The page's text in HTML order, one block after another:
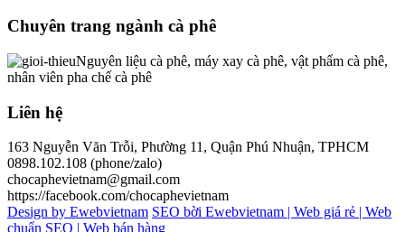
Chuyên trang ngành cà phê
Nguyên liệu cà phê, máy xay cà phê, vật phẩm cà phê,
nhân viên pha chế cà phê
Liên hệ
163 Nguyễn Văn Trỗi, Phường 11, Quận Phú Nhuận, TPHCM
0898.102.108 (phone/zalo)
chocaphevietnam@gmail.com
https://facebook.com/chocaphevietnam
Design by Ewebvietnam SEO bời Ewebvietnam | Web giá rẻ | Web
chuẩn SEO | Web bán hàng